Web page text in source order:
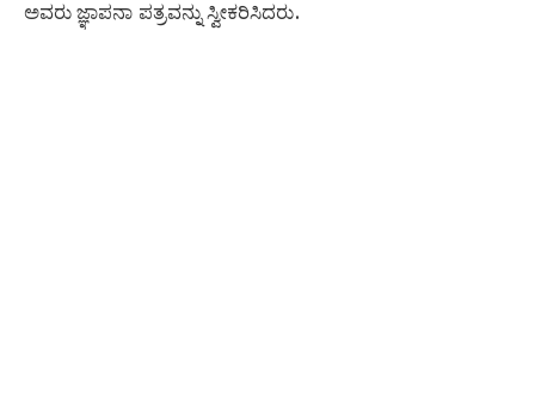
ಅವರು ಜ್ಞಾಪನಾ ಪತ್ರವನ್ನು ಸ್ವೀಕರಿಸಿದರು.